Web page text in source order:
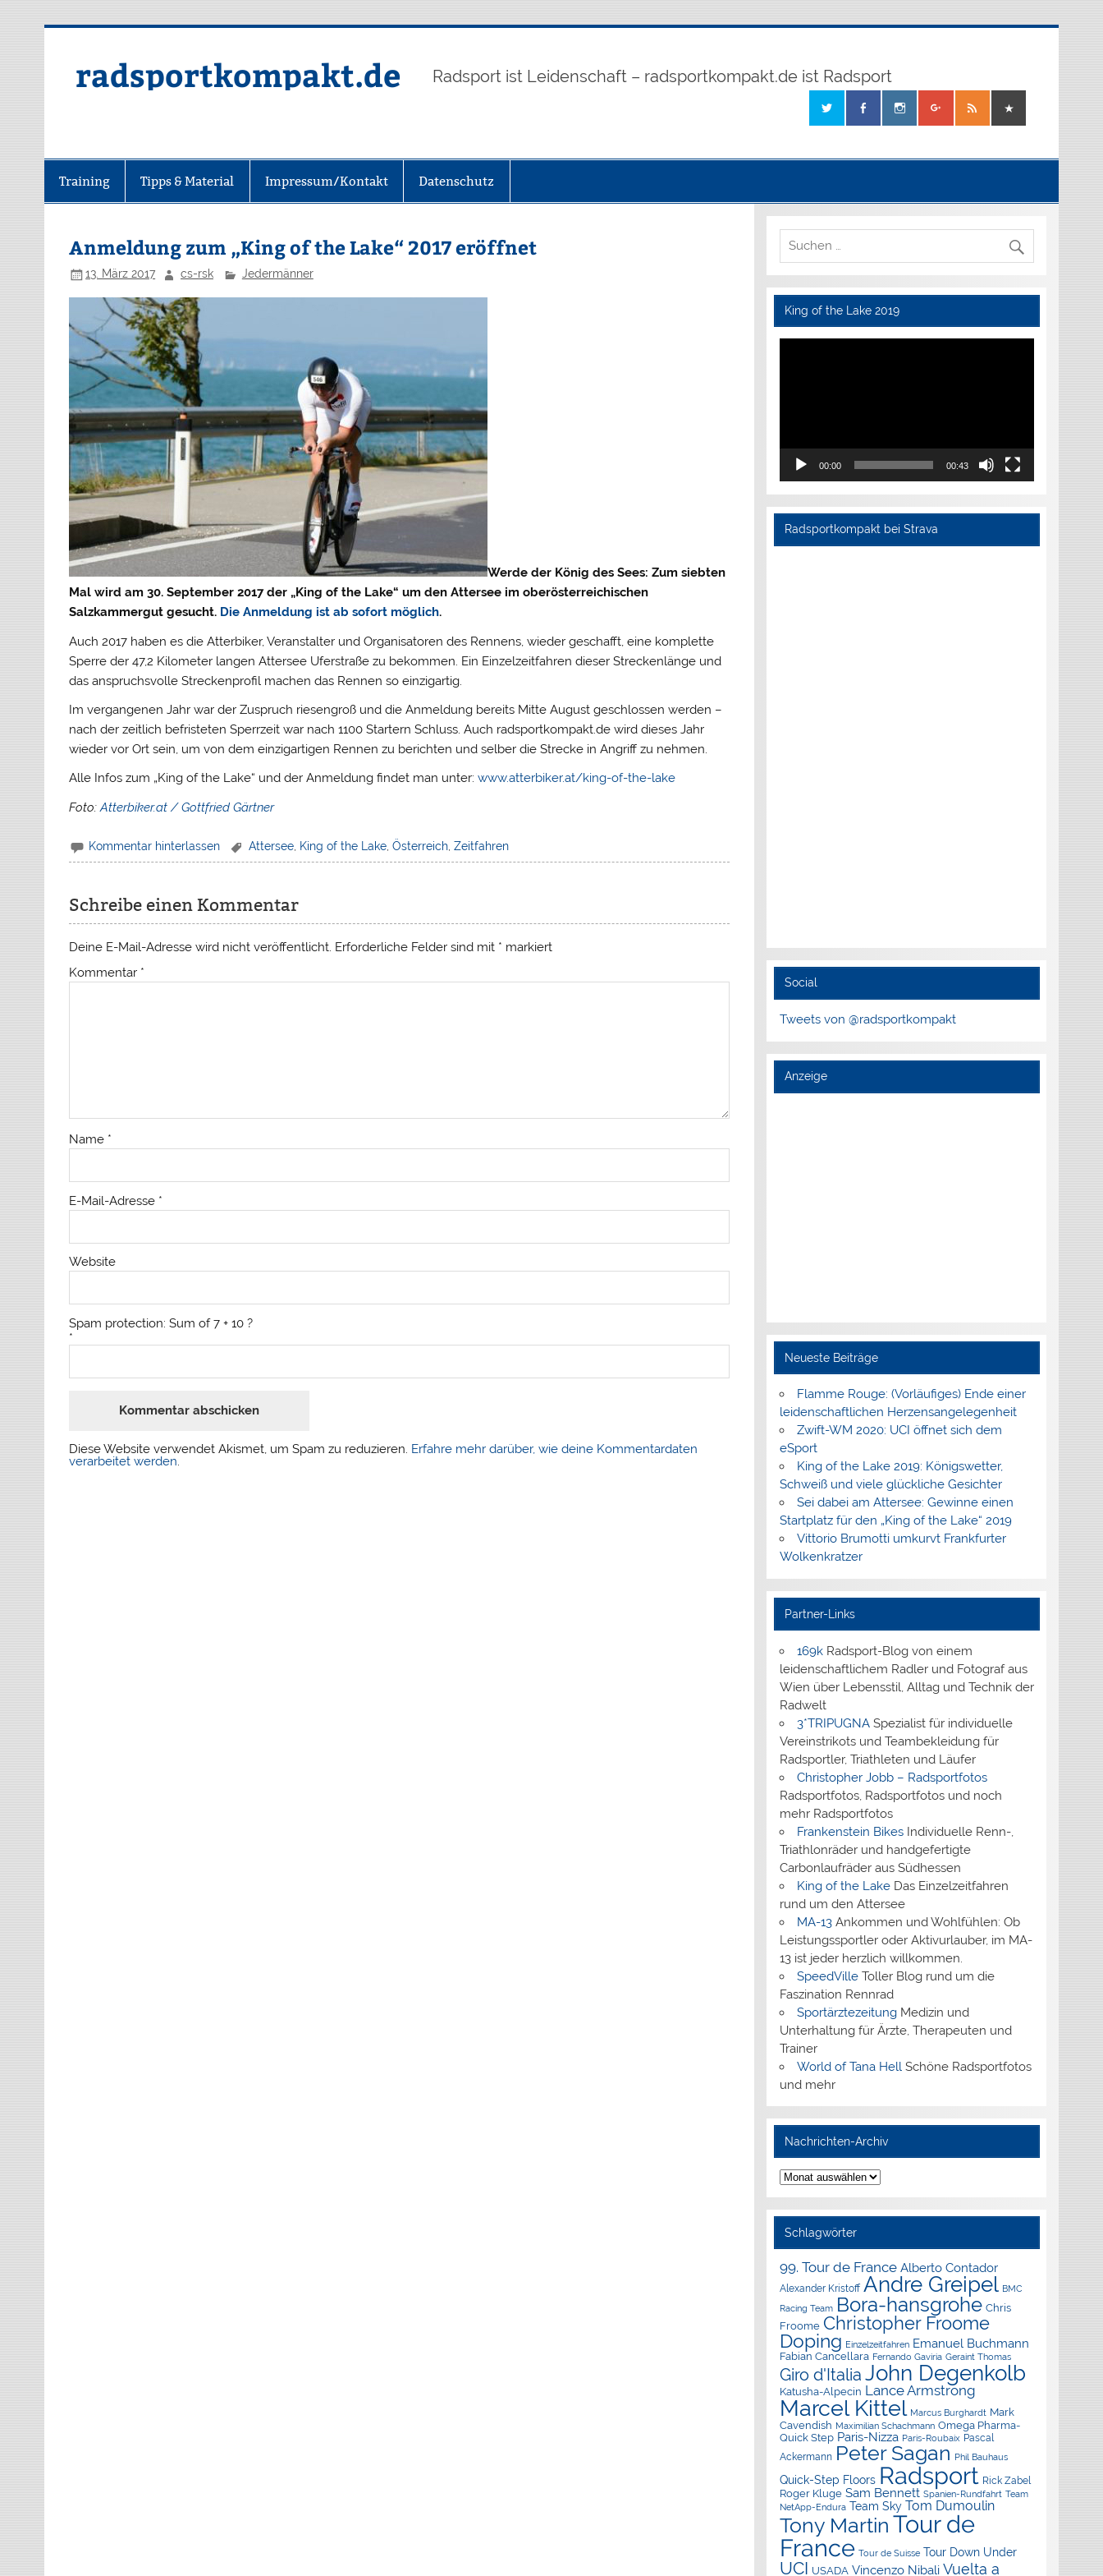
radsportkompakt.de Radsport ist Leidenschaft – radsportkompakt.de ist Radsport
Training Tipps & Material Impressum/Kontakt Datenschutz
Anmeldung zum „King of the Lake“ 2017 eröffnet
13. März 2017 cs-rsk Jedermänner
Werde der König des Sees: Zum siebten
Mal wird am 30. September 2017 der „King of the Lake“ um den Attersee im oberösterreichischen
Salzkammergut gesucht. Die Anmeldung ist ab sofort möglich.
Auch 2017 haben es die Atterbiker, Veranstalter und Organisatoren des Rennens, wieder geschafft, eine komplette
Sperre der 47,2 Kilometer langen Attersee Uferstraße zu bekommen. Ein Einzelzeitfahren dieser Streckenlänge und
das anspruchsvolle Streckenprofil machen das Rennen so einzigartig.
Im vergangenen Jahr war der Zuspruch riesengroß und die Anmeldung bereits Mitte August geschlossen werden –
nach der zeitlich befristeten Sperrzeit war nach 1100 Startern Schluss. Auch radsportkompakt.de wird dieses Jahr
wieder vor Ort sein, um von dem einzigartigen Rennen zu berichten und selber die Strecke in Angriff zu nehmen.
Alle Infos zum „King of the Lake“ und der Anmeldung findet man unter:www.atterbiker.at/king-of-the-lake
Foto:Atterbiker.at / Gottfried Gärtner
Kommentar hinterlassen Attersee, King of the Lake, Österreich, Zeitfahren
Schreibe einen Kommentar
Deine E-Mail-Adresse wird nicht veröffentlicht. Erforderliche Felder sind mit * markiert
Kommentar *
Name *
E-Mail-Adresse *
Website
Spam protection: Sum of 7 + 10 ?
*
Diese Website verwendet Akismet, um Spam zu reduzieren. Erfahre mehr darüber, wie deine Kommentardaten
verarbeitet werden.
King of the Lake 2019
Video-
00:00 00:43
Radsportkompakt bei Strava
Social
Tweets von @radsportkompakt
Anzeige
Neueste Beiträge
Flamme Rouge: (Vorläufiges) Ende einer
leidenschaftlichen Herzensangelegenheit
Zwift-WM 2020: UCI öffnet sich dem
eSport
King of the Lake 2019: Königswetter,
Schweiß und viele glückliche Gesichter
Sei dabei am Attersee: Gewinne einen
Startplatz für den „King of the Lake“ 2019
Vittorio Brumotti umkurvt Frankfurter
Wolkenkratzer
Partner-Links
169kRadsport-Blog von einem
leidenschaftlichem Radler und Fotograf aus
Wien über Lebensstil, Alltag und Technik der
Radwelt
3*TRIPUGNASpezialist für individuelle
Vereinstrikots und Teambekleidung für
Radsportler, Triathleten und Läufer
Christopher Jobb – Radsportfotos
Radsportfotos, Radsportfotos und noch
mehr Radsportfotos
Frankenstein BikesIndividuelle Renn-,
Triathlonräder und handgefertigte
Carbonlaufräder aus Südhessen
King of the LakeDas Einzelzeitfahren
rund um den Attersee
MA-13Ankommen und Wohlfühlen: Ob
Leistungssportler oder Aktivurlauber, im MA-
13 ist jeder herzlich willkommen.
SpeedVilleToller Blog rund um die
Faszination Rennrad
SportärztezeitungMedizin und
Unterhaltung für Ärzte, Therapeuten und
Trainer
World of Tana Hell Schöne Radsportfotos
und mehr
Nachrichten-Archiv
Nachrichten-
Archiv
Schlagwörter
99. Tour de France Alberto Contador
Alexander Kristoff Andre Greipel BMC
Racing Team Bora-hansgrohe Chris
Froome Christopher Froome
Doping Einzelzeitfahren Emanuel Buchmann
Fabian Cancellara Fernando Gaviria Geraint Thomas
Giro d'Italia John Degenkolb
Katusha-Alpecin Lance Armstrong
Marcel Kittel Marcus Burghardt Mark
Cavendish Maximilian Schachmann Omega Pharma-
Quick Step Paris-Nizza Paris-Roubaix Pascal
Ackermann Peter Sagan Phil Bauhaus
Quick-Step Floors Radsport Rick Zabel
Roger Kluge Sam Bennett Spanien-Rundfahrt Team
NetApp-Endura Team Sky Tom Dumoulin
Tony Martin Tour de
France Tour de Suisse Tour Down Under
UCI USADA Vincenzo Nibali Vuelta a